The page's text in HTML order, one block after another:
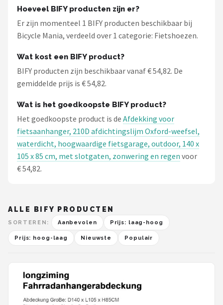
Hoeveel BIFY producten zijn er?
Er zijn momenteel 1 BIFY producten beschikbaar bij
Bicycle Mania, verdeeld over 1 categorie: Fietshoezen.
Wat kost een BIFY product?
BIFY producten zijn beschikbaar vanaf € 54,82. De
gemiddelde prijs is € 54,82.
Wat is het goedkoopste BIFY product?
Het goedkoopste product is de Afdekking voor
fietsaanhanger, 210D afdichtingslijm Oxford-weefsel,
waterdicht, hoogwaardige fietsgarage, outdoor, 140 x
105 x 85 cm, met slotgaten, zonwering en regen voor
€ 54,82.
ALLE BIFY PRODUCTEN
SORTEREN: Aanbevolen Prijs: laag-hoog
Prijs: hoog-laag Nieuwste Populair